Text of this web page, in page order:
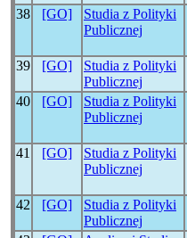
38
[GO]
Studia z Polityki
Publicznej
39
[GO]
Studia z Polityki
Publicznej
40
[GO]
Studia z Polityki
Publicznej
41
[GO]
Studia z Polityki
Publicznej
42
[GO]
Studia z Polityki
Publicznej